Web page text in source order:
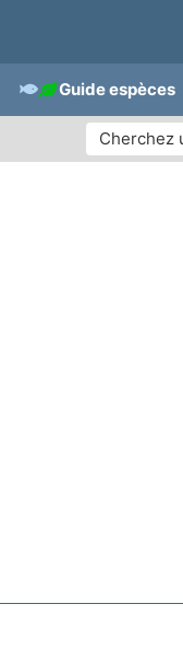
Guide espèces